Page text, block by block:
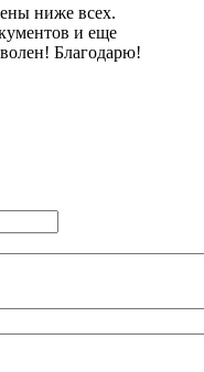
ниже всех.
и еще
Благодарю!